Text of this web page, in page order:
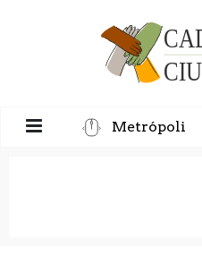
Metrópoli